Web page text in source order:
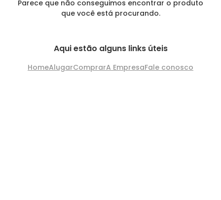
Parece que não conseguimos encontrar o produto
que você está procurando.
Aqui estão alguns links úteis
HomeAlugarComprarA EmpresaFale conosco